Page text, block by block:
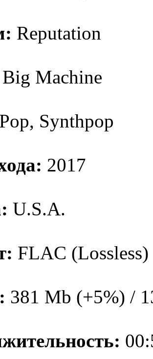
Reputation
Big Machine
Pop, Synthpop
2017
U.S.A.
FLAC
381 Mb (+5%) /